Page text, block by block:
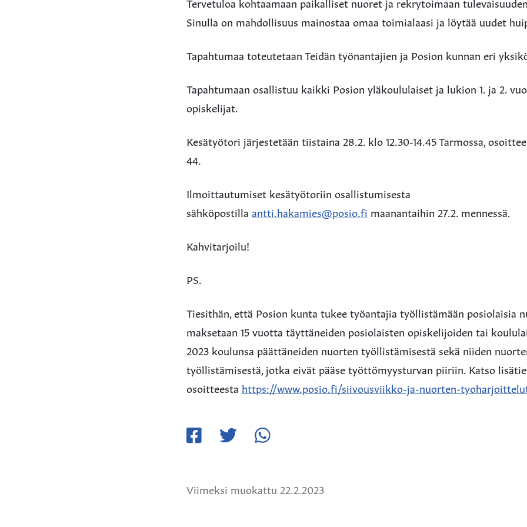
Sinulla on mahdollisuus mainostaa omaa toimialaasi ja löytää uudet
Tapahtumaa toteutetaan Teidän työnantajien ja Posion kunnan eri
Tapahtumaan osallistuu kaikki Posion yläkoululaiset ja lukion 1. ja 2.
opiskelijat.
Kesätyötori järjestetään tiistaina 28.2. klo 12.30-14.45 Tarmossa,
44.
Ilmoittautumiset kesätyötoriin osallistumisesta
sähköpostilla antti.hakamies@posio.fi maanantaihin 27.2. mennessä.
Kahvitarjoilu!
PS.
Tiesithän, että Posion kunta tukee työantajia työllistämään posiolaisia
maksetaan 15 vuotta täyttäneiden posiolaisten opiskelijoiden tai
2023 koulunsa päättäneiden nuorten työllistämisestä sekä niiden
työllistämisestä, jotka eivät pääse työttömyysturvan piiriin. Katso
osoitteesta https://www.posio.fi/siivousviikko-ja-nuorten-
Viimeksi muokattu 22.2.2023